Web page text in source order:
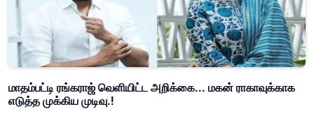
மாதம்பட்டி ரங்கராஜ் வெளியிட்ட அறிக்கை... மகன் ராகாவுக்காக
எடுத்த முக்கிய முடிவு.!